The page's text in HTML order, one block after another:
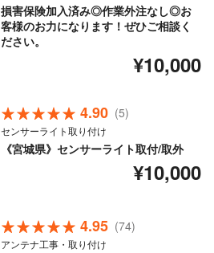
損害保険加入済み◎作業外注なし◎お
客様のお力になります！ぜひご相談く
ださい。
¥10,000
4.90 (5)
センサーライト取り付け
《宮城県》センサーライト取付/取外
¥10,000
4.95 (74)
アンテナ工事・取り付け